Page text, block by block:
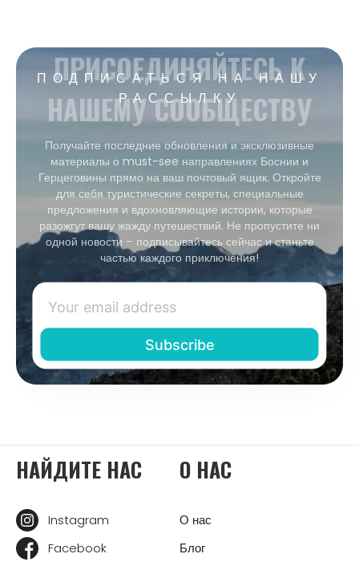
ПОДПИСАТЬСЯ НА НАШУ
РАССЫЛКУ
ПРИСОЕДИНЯЙТЕСЬ К
НАШЕМУ СООБЩЕСТВУ
Получайте последние обновления и эксклюзивные
материалы о must-see направлениях Боснии и
Герцеговины прямо на ваш почтовый ящик. Откройте
для себя туристические секреты, специальные
предложения и вдохновляющие истории, которые
разожгут вашу жажду путешествий. Не пропустите ни
одной новости – подписывайтесь сейчас и станьте
частью каждого приключения!
НАЙДИТЕ НАС
Instagram
Facebook
О НАС
О нас
Блог